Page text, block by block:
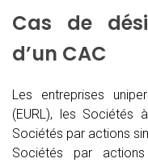
Cas de
d’un CAC
Les entreprises
(EURL), les Sociétés
Sociétés par actions
Sociétés par